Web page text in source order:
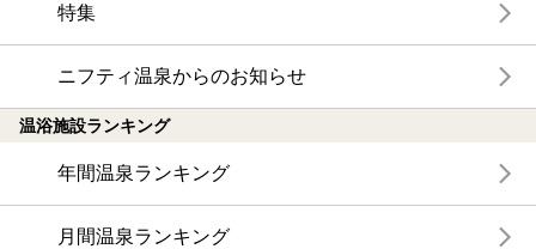
特集
ニフティ温泉からのお知らせ
温浴施設ランキング
年間温泉ランキング
月間温泉ランキング